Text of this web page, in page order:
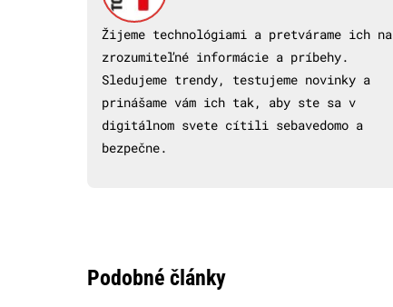
Žijeme technológiami a pretvárame ich na
zrozumiteľné informácie a príbehy.
Sledujeme trendy, testujeme novinky a
prinášame vám ich tak, aby ste sa v
digitálnom svete cítili sebavedomo a
bezpečne.
Podobné články